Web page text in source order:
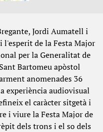
Jordi Aumatell i
de la Festa Major
per la Generalitat de
Bartomeu apòstol
anomenades 36
experiència audiovisual
el caràcter sitgetà i
i viure la Festa Major de
dels trons i el so dels